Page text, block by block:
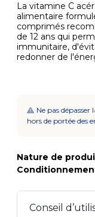
La vitamine C
alimentaire
comprimés
de 12 ans qui
immunitaire,
redonner de
Ne pas
hors de portée des
Nature de
Conseil